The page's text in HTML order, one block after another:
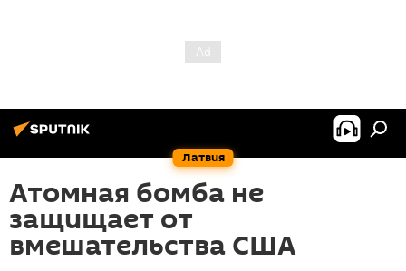
Латвия
Атомная бомба не
защищает от
вмешательства США